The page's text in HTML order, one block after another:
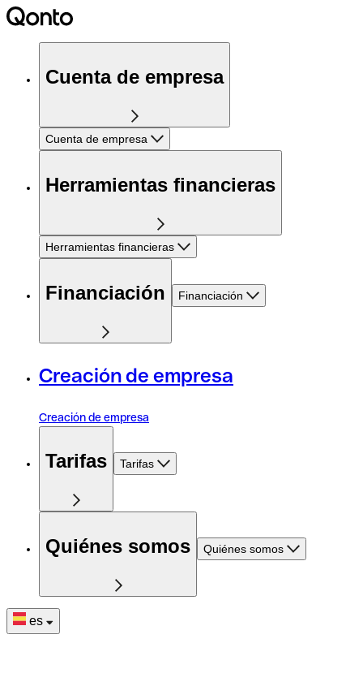
Cuenta de empresa
Cuenta de empresa
Herramientas financieras
Herramientas financieras
Financiación Financiación
Creación de empresa
Creación de empresa
Tarifas Tarifas
Quiénes somos Quiénes somos
es